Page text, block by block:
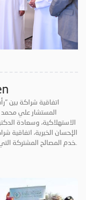
اتفاقية شراكة بين
المستشار علي
الاستهلاكية، وسعادة
الإحسان الخيرية، اتفاقية
يخدم المصالح المشتركة
المحتاجة والمتعففة ودعم